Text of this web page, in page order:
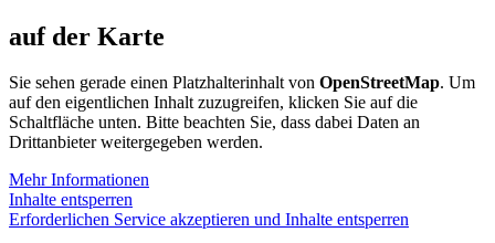
auf der Karte
Sie sehen gerade einen Platzhalterinhalt von OpenStreetMap. Um
auf den eigentlichen Inhalt zuzugreifen, klicken Sie auf die
Schaltfläche unten. Bitte beachten Sie, dass dabei Daten an
Drittanbieter weitergegeben werden.
Mehr Informationen
Inhalte entsperren
Erforderlichen Service akzeptieren und Inhalte entsperren